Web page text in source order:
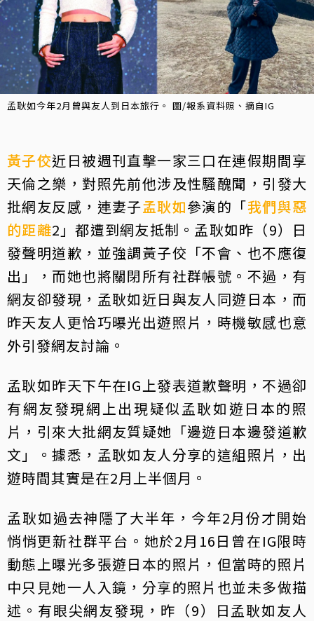
孟耿如今年2月曾與友人到日本旅行。 圖/報系資料照、摘自IG
黃子佼近日被週刊直擊一家三口在連假期間享
天倫之樂，對照先前他涉及性騷醜聞，引發大
批網友反感，連妻子孟耿如參演的「我們與惡
的距離2」都遭到網友抵制。孟耿如昨（9）日
發聲明道歉，並強調黃子佼「不會、也不應復
出」，而她也將關閉所有社群帳號。不過，有
網友卻發現，孟耿如近日與友人同遊日本，而
昨天友人更恰巧曝光出遊照片，時機敏感也意
外引發網友討論。
孟耿如昨天下午在IG上發表道歉聲明，不過卻
有網友發現網上出現疑似孟耿如遊日本的照
片，引來大批網友質疑她「邊遊日本邊發道歉
文」。據悉，孟耿如友人分享的這組照片，出
遊時間其實是在2月上半個月。
孟耿如過去神隱了大半年，今年2月份才開始
悄悄更新社群平台。她於2月16日曾在IG限時
動態上曝光多張遊日本的照片，但當時的照片
中只見她一人入鏡，分享的照片也並未多做描
述。有眼尖網友發現，昨（9）日孟耿如友人